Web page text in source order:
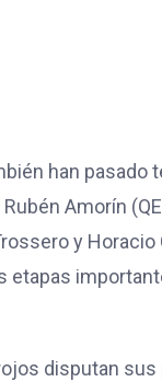
han pasado
Amorín
y Horacio
etapas
disputan